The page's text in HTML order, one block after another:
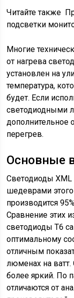
Читайте также
подсветки
Многие
от нагрева
установлен на
температура,
будет. Если
светодиодными
перегрев.
Основные
Светодиоды XML
шедеврами
производится
Сравнение этих
светодиоды Т6
оптимальному
отличным
люменах на
более яркий. По
отличаются от